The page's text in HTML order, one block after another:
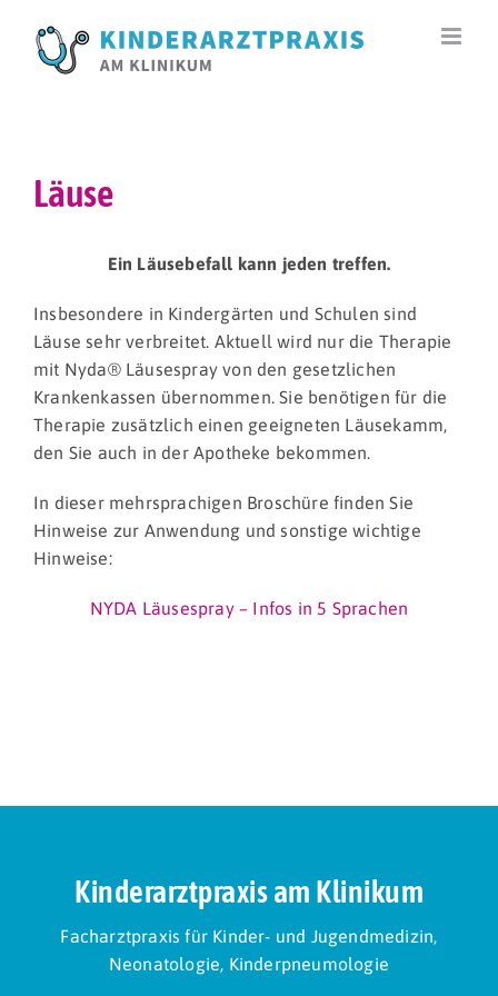
Inhalt
springen
Läuse
Ein Läusebefall kann jeden treffen.
Insbesondere in Kindergärten und Schulen sind
Läuse sehr verbreitet. Aktuell wird nur die Therapie
mit Nyda® Läusespray von den gesetzlichen
Krankenkassen übernommen. Sie benötigen für die
Therapie zusätzlich einen geeigneten Läusekamm,
den Sie auch in der Apotheke bekommen.
In dieser mehrsprachigen Broschüre finden Sie
Hinweise zur Anwendung und sonstige wichtige
Hinweise:
NYDA Läusespray – Infos in 5 Sprachen
Kinderarztpraxis am Klinikum
Facharztpraxis für Kinder- und Jugendmedizin,
Neonatologie, Kinderpneumologie